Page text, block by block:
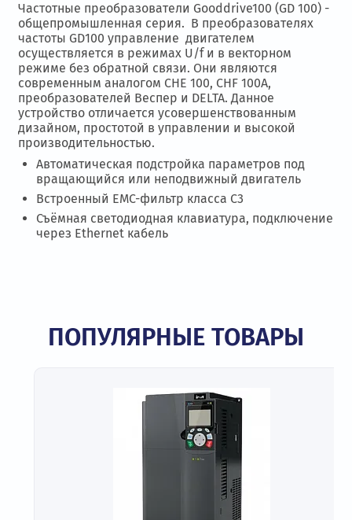
Частотные преобразователи Gooddrive100 (GD 100) -
общепромышленная серия. В преобразователях
частоты GD100 управление двигателем
осуществляется в режимах U/f и в векторном
режиме без обратной связи. Они являются
современным аналогом CHE 100, CHF 100A,
преобразователей Веспер и DELTA. Данное
устройство отличается усовершенствованным
дизайном, простотой в управлении и высокой
производительностью.
Автоматическая подстройка параметров под
вращающийся или неподвижный двигатель
Встроенный ЕМС-фильтр класса C3
Съёмная светодиодная клавиатура, подключение
через Ethernet кабель
ПОПУЛЯРНЫЕ ТОВАРЫ